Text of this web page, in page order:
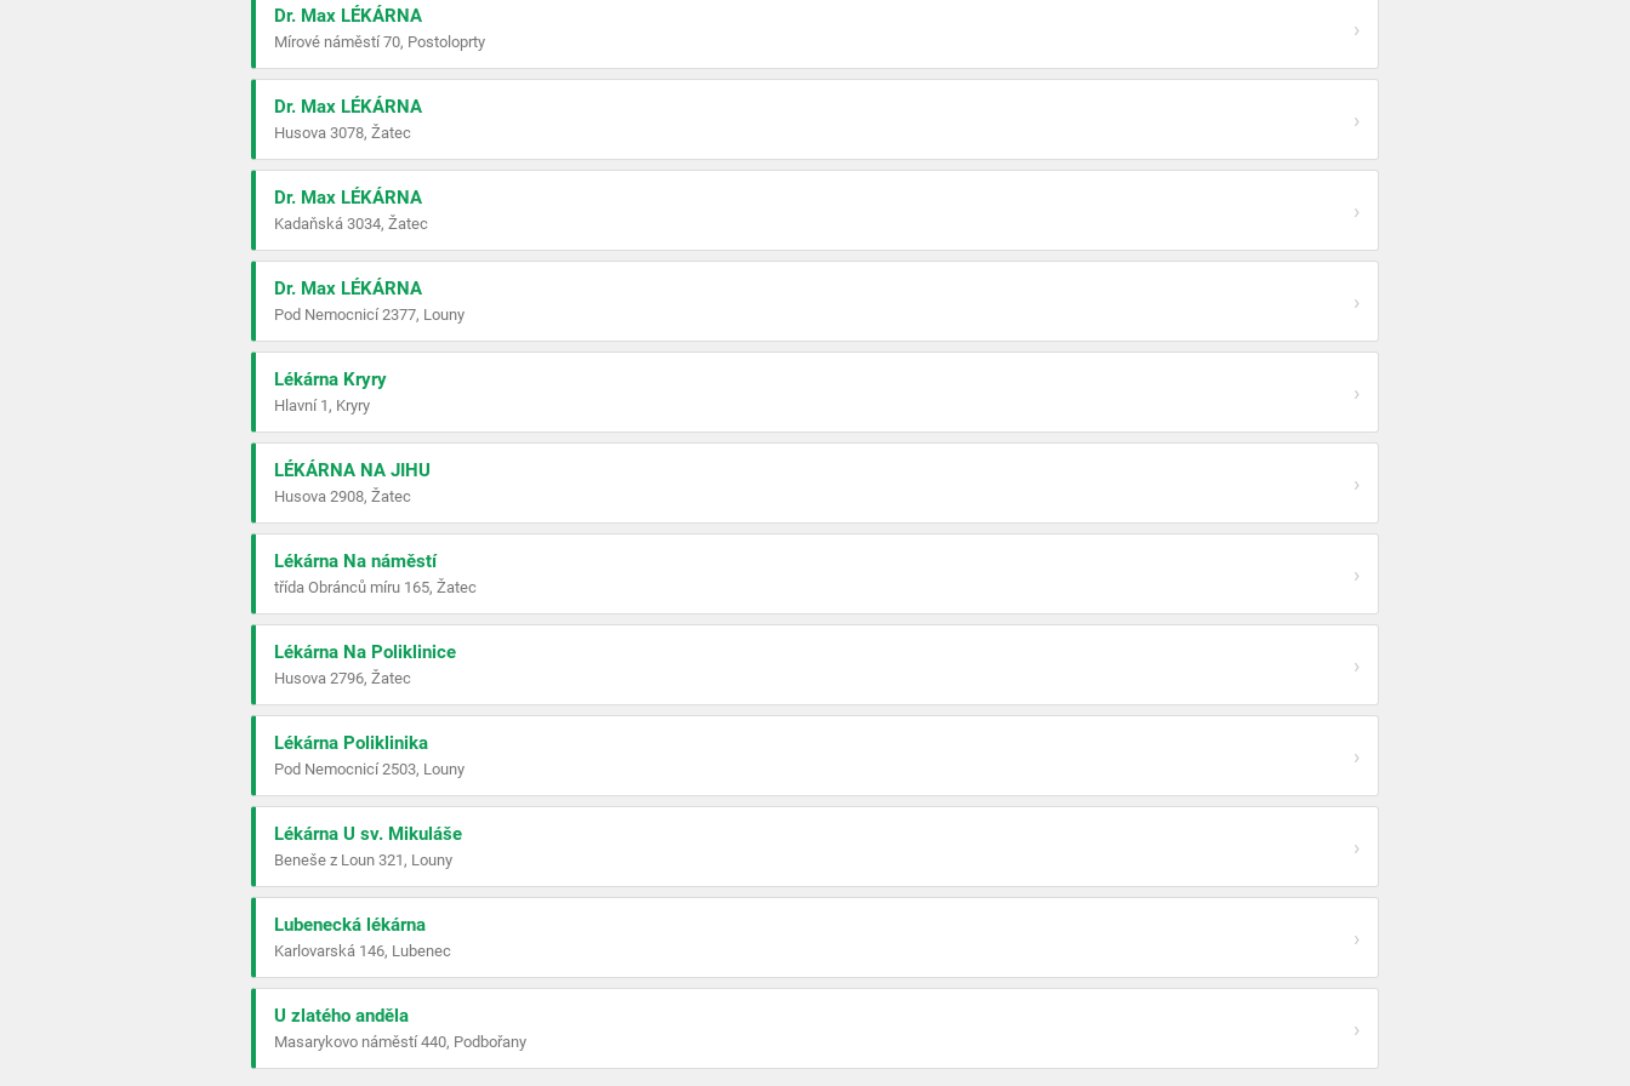
Dr. Max LÉKÁRNA
Mírové náměstí 70, Postoloprty
›
Dr. Max LÉKÁRNA
Husova 3078, Žatec
›
Dr. Max LÉKÁRNA
Kadaňská 3034, Žatec
›
Dr. Max LÉKÁRNA
Pod Nemocnicí 2377, Louny
›
Lékárna Kryry
Hlavní 1, Kryry
›
LÉKÁRNA NA JIHU
Husova 2908, Žatec
›
Lékárna Na náměstí
třída Obránců míru 165, Žatec
›
Lékárna Na Poliklinice
Husova 2796, Žatec
›
Lékárna Poliklinika
Pod Nemocnicí 2503, Louny
›
Lékárna U sv. Mikuláše
Beneše z Loun 321, Louny
›
Lubenecká lékárna
Karlovarská 146, Lubenec
›
U zlatého anděla
Masarykovo náměstí 440, Podbořany
›